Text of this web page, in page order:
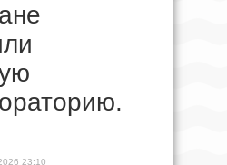
23:10